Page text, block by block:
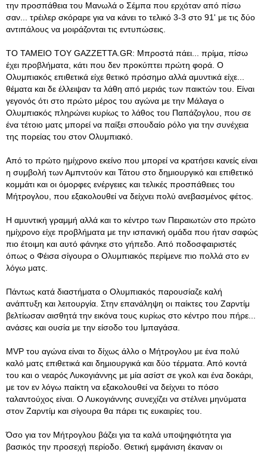
την προσπάθεια του Μανωλά ο Σέμπα που ερχόταν από πίσω
σαν... τρέιλερ σκόραρε για να κάνει το τελικό 3-3 στο 91' με τις δύο
αντιπάλους να μοιράζονται τις εντυπώσεις.
ΤΟ ΤΑΜΕΙΟ ΤΟΥ GAZZETTA.GR: Μπροστά πάει... πρίμα, πίσω
έχει προβλήματα, κάτι που δεν προκύπτει πρώτη φορά. Ο
Ολυμπιακός επιθετικά είχε θετικό πρόσημο αλλά αμυντικά είχε...
θέματα και δε έλλειψαν τα λάθη από μεριάς των παικτών του. Είναι
γεγονός ότι στο πρώτο μέρος του αγώνα με την Μάλαγα ο
Ολυμπιακός πληρώνει κυρίως το λάθος του Παπάζογλου, που σε
ένα τέτοιο ματς μπορεί να παίξει σπουδαίο ρόλο για την συνέχεια
της πορείας του στον Ολυμπιακό.
Από το πρώτο ημίχρονο εκείνο που μπορεί να κρατήσει κανείς είναι
η συμβολή των Αμπντούν και Τάτου στο δημιουργικό και επιθετικό
κομμάτι και οι όμορφες ενέργειες και τελικές προσπάθειες του
Μήτρογλου, που εξακολουθεί να δείχνει πολύ ανεβασμένος φέτος.
Η αμυντική γραμμή αλλά και το κέντρο των Πειραιωτών στο πρώτο
ημίχρονο είχε προβλήματα με την ισπανική ομάδα που ήταν σαφώς
πιο έτοιμη και αυτό φάνηκε στο γήπεδο. Από ποδοσφαιριστές
όπως ο Φέισα σίγουρα ο Ολυμπιακός περίμενε πιο πολλά στο εν
λόγω ματς.
Πάντως κατά διαστήματα ο Ολυμπιακός παρουσίαζε καλή
ανάπτυξη και λειτουργία. Στην επανάληψη οι παίκτες του Ζαρντίμ
βελτίωσαν αισθητά την εικόνα τους κυρίως στο κέντρο που πήρε...
ανάσες και ουσία με την είσοδο του Ιμπαγάσα.
MVP του αγώνα είναι το δίχως άλλο ο Μήτρογλου με ένα πολύ
καλό ματς επιθετικά και δημιουργικά και δύο τέρματα. Από κοντά
του και ο νεαρός Λυκογιάννης με μία ασίστ σε γκολ και ένα δοκάρι,
με τον εν λόγω παίκτη να εξακολουθεί να δείχνει το πόσο
ταλαντούχος είναι. Ο Λυκογιάννης συνεχίζει να στέλνει μηνύματα
στον Ζαρντίμ και σίγουρα θα πάρει τις ευκαιρίες του.
Όσο για τον Μήτρογλου βάζει για τα καλά υποψηφιότητα για
βασικός την προσεχή περίοδο. Θετική εμφάνιση έκαναν οι